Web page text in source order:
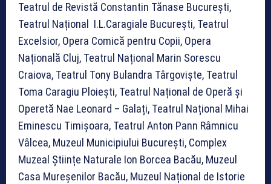
Teatrul de Revistă Constantin Tănase București,
Teatrul Național I.L.Caragiale București, Teatrul
Excelsior, Opera Comică pentru Copii, Opera
Națională Cluj, Teatrul Național Marin Sorescu
Craiova, Teatrul Tony Bulandra Târgoviște, Teatrul
Toma Caragiu Ploiești, Teatrul Național de Operă și
Operetă Nae Leonard – Galați, Teatrul Național Mihai
Eminescu Timișoara, Teatrul Anton Pann Râmnicu
Vâlcea, Muzeul Municipiului București, Complex
Muzeal Științe Naturale Ion Borcea Bacău, Muzeul
Casa Mureșenilor Bacău, Muzeul Național de Istorie